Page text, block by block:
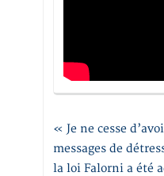
« Je ne cesse
messages de
la loi Falorni a été